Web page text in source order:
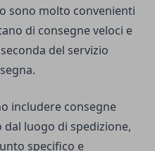
sono molto convenienti
di consegne veloci e
del servizio
includere consegne
luogo di spedizione,
specifico e